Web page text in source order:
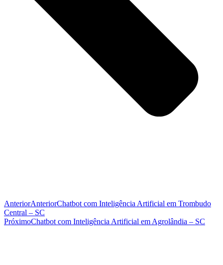
AnteriorAnteriorChatbot com Inteligência Artificial em Trombudo
Central – SC
PróximoChatbot com Inteligência Artificial em Agrolândia – SC